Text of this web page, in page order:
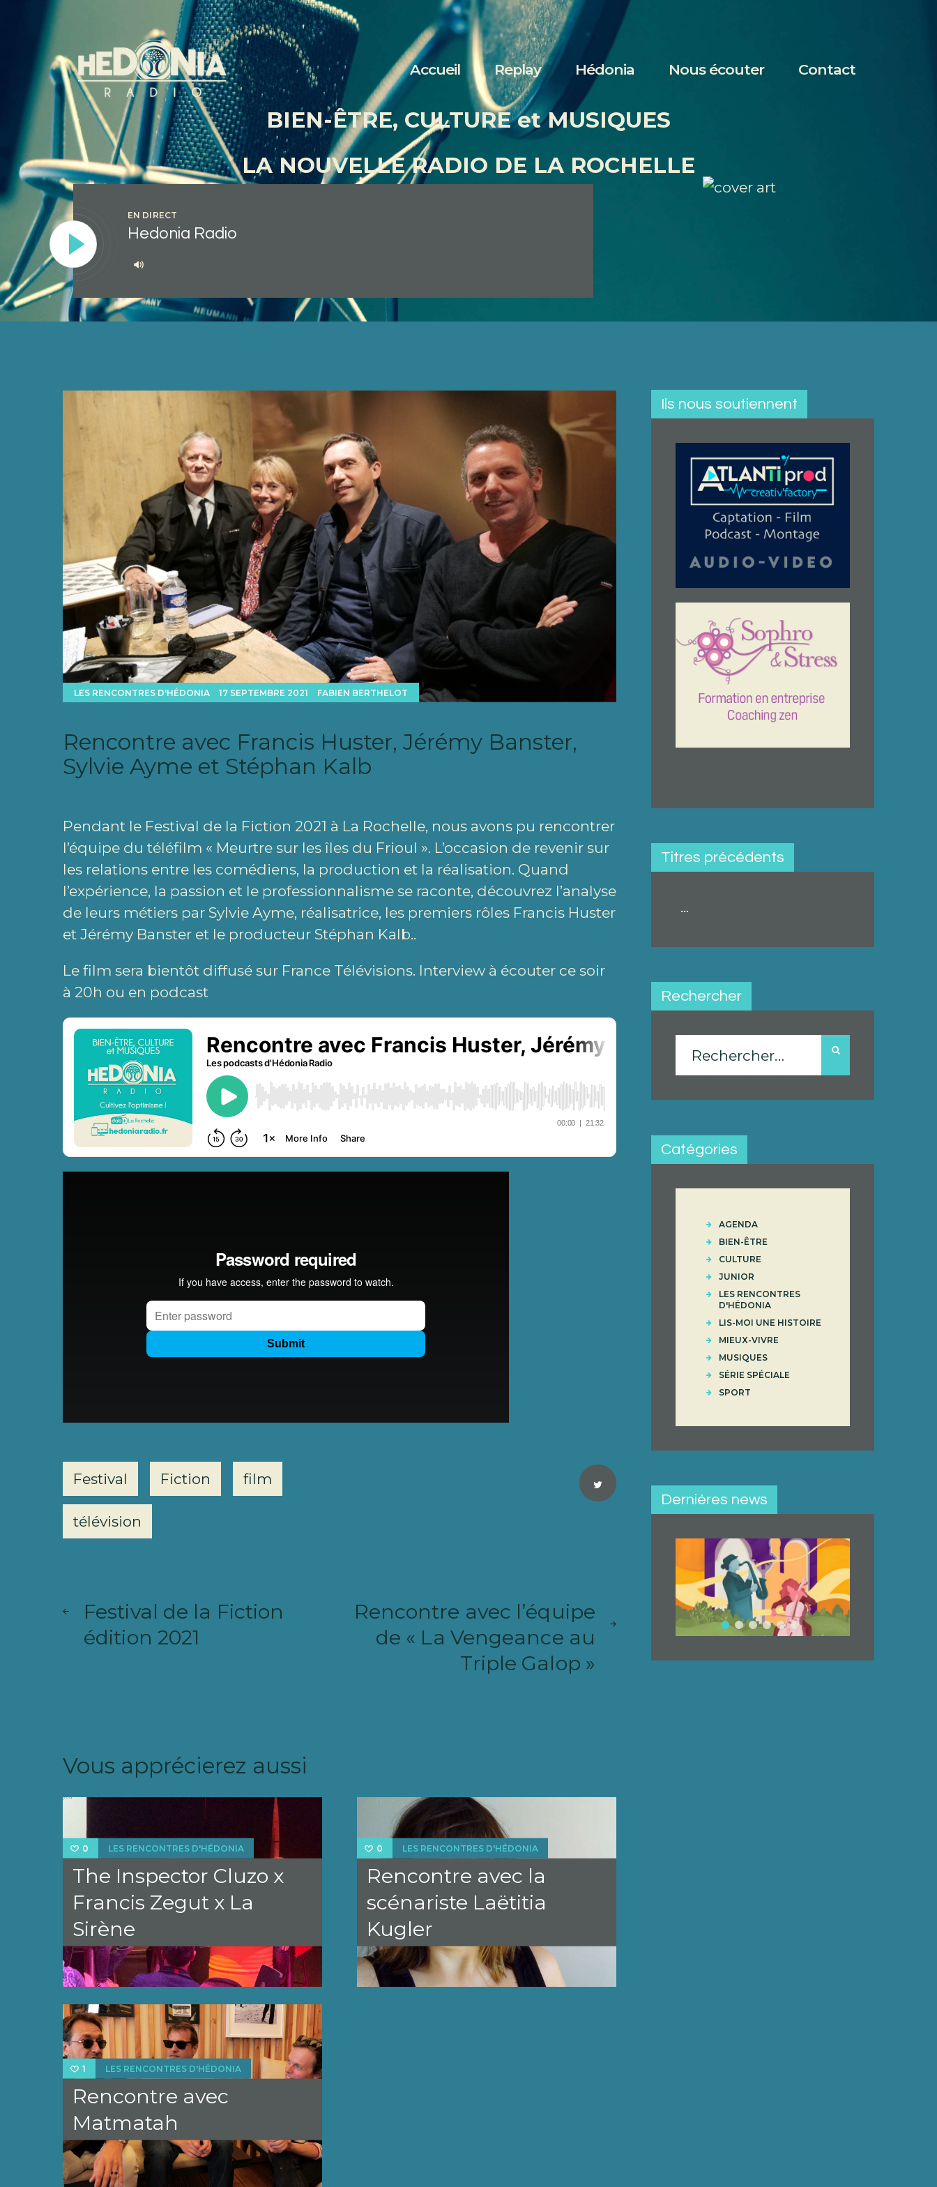
Accueil Replay Hédonia Nous écouter Contact
BIEN-ÊTRE, CULTURE et MUSIQUES
LA NOUVELLE RADIO DE LA ROCHELLE
EN DIRECT
Hedonia Radio
Lecteur
Accueil
Replay
Hédonia
Nous écouter
LES RENCONTRES D'HÉDONIA 17 SEPTEMBRE 2021 FABIEN BERTHELOT
Rencontre avec Francis Huster, Jérémy Banster,
Sylvie Ayme et Stéphan Kalb
Pendant le Festival de la Fiction 2021 à La Rochelle, nous avons pu rencontrer
l’équipe du téléfilm « Meurtre sur les îles du Frioul ». L’occasion de revenir sur
les relations entre les comédiens, la production et la réalisation. Quand
l’expérience, la passion et le professionnalisme se raconte, découvrez l’analyse
de leurs métiers par Sylvie Ayme, réalisatrice, les premiers rôles Francis Huster
et Jérémy Banster et le producteur Stéphan Kalb..
Le film sera bientôt diffusé sur France Télévisions. Interview à écouter ce soir
à 20h ou en podcast
Festival Fiction film
télévision
de
l’article
SUIVANT
Festival de la Fiction
édition 2021
Rencontre avec l’équipe
de « La Vengeance au
Triple Galop »
Vous apprécierez aussi
0 LES RENCONTRES D'HÉDONIA
The Inspector Cluzo x
Francis Zegut x La
Sirène
0 LES RENCONTRES D'HÉDONIA
Rencontre avec la
scénariste Laëtitia
Kugler
1 LES RENCONTRES D'HÉDONIA
Rencontre avec
Matmatah
Ils nous soutiennent
Titres précédents
...
Rechercher
Rechercher :
Catégories
AGENDA
BIEN-ÊTRE
CULTURE
JUNIOR
LES RENCONTRES
D'HÉDONIA
LIS-MOI UNE HISTOIRE
MIEUX-VIVRE
MUSIQUES
SÉRIE SPÉCIALE
SPORT
Dernières news